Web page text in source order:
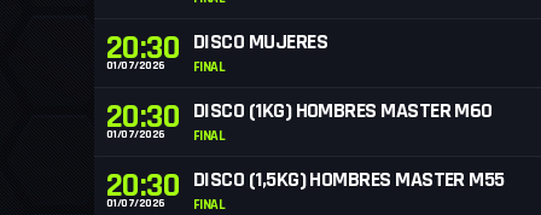
20:30
01/07/2026
DISCO MUJERES
FINAL
20:30
01/07/2026
DISCO (1KG) HOMBRES MASTER M60
FINAL
20:30
01/07/2026
DISCO (1,5KG) HOMBRES MASTER M55
FINAL